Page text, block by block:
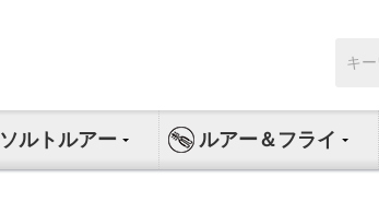
索:
ソルトルアー ルアー＆フライ